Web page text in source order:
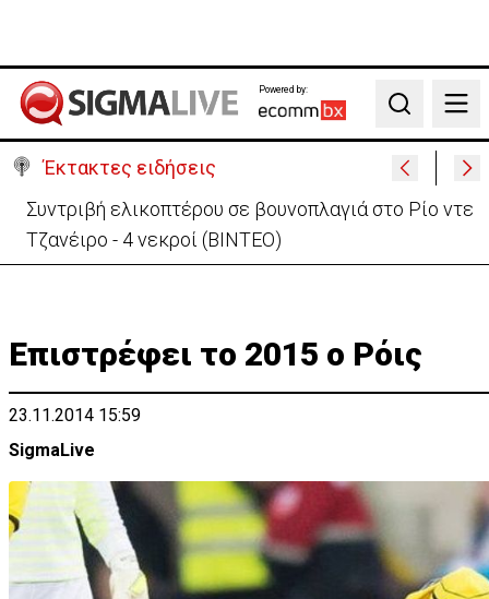
Powered by:
Search
Έκτακτες ειδήσεις
Συντριβή ελικοπτέρου σε βουνοπλαγιά στο Ρίο ντε
Τζανέιρο - 4 νεκροί (BINTEO)
Επιστρέφει το 2015 ο Ρόις
23.11.2014 15:59
SigmaLive